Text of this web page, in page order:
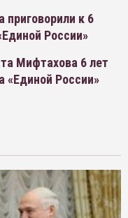
к 6
России»
Мифтахова 6 лет
«Единой России»